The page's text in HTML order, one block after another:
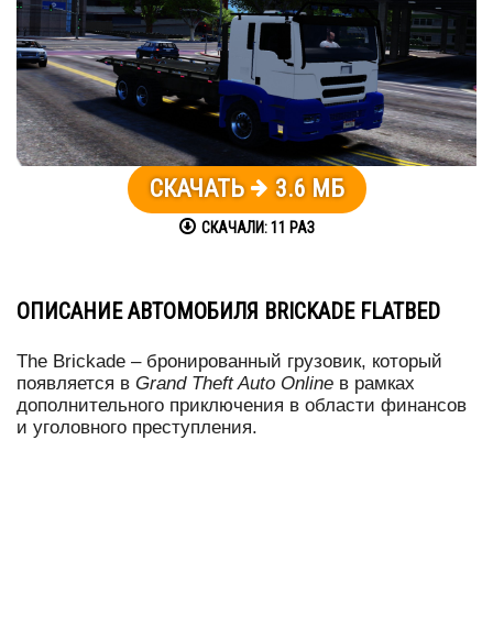
СКАЧАТЬ 3.6 МБ
СКАЧАЛИ:11 РАЗ
ОПИСАНИЕ АВТОМОБИЛЯ BRICKADE FLATBED
The Brickade – бронированный грузовик, который
появляется в Grand Theft Auto Online в рамках
дополнительного приключения в области финансов
и уголовного преступления.